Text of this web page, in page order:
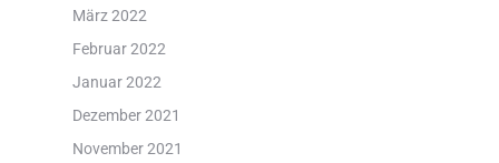
März 2022
Februar 2022
Januar 2022
Dezember 2021
November 2021